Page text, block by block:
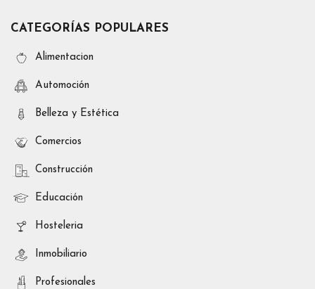
CATEGORÍAS POPULARES
Alimentacion
Automoción
Belleza y Estética
Comercios
Construcción
Educación
Hosteleria
Inmobiliario
Profesionales